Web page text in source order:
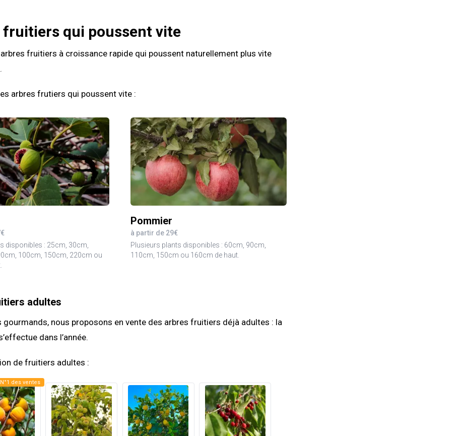
fruitiers qui poussent vite
fruitiers à croissance rapide qui poussent naturellement plus vite
arbres frutiers qui poussent vite :
disponibles : 25cm, 30cm,
100cm, 150cm, 220cm ou
Pommier
à partir de 29€
Plusieurs plants disponibles : 60cm, 90cm,
110cm, 150cm ou 160cm de haut.
adultes
gourmands, nous proposons en vente des arbres fruitiers déjà adultes : la
dans l’année.
de fruitiers adultes :
N°1 des ventes